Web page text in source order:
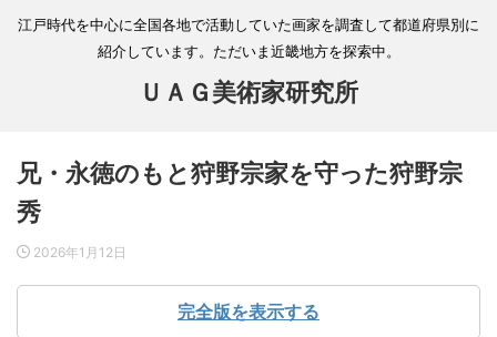
江戸時代を中心に全国各地で活動していた画家を調査して都道府県別に
紹介しています。ただいま近畿地方を探索中。
ＵＡＧ美術家研究所
兄・永徳のもと狩野宗家を守った狩野宗
秀
2026年1月12日
完全版を表示する